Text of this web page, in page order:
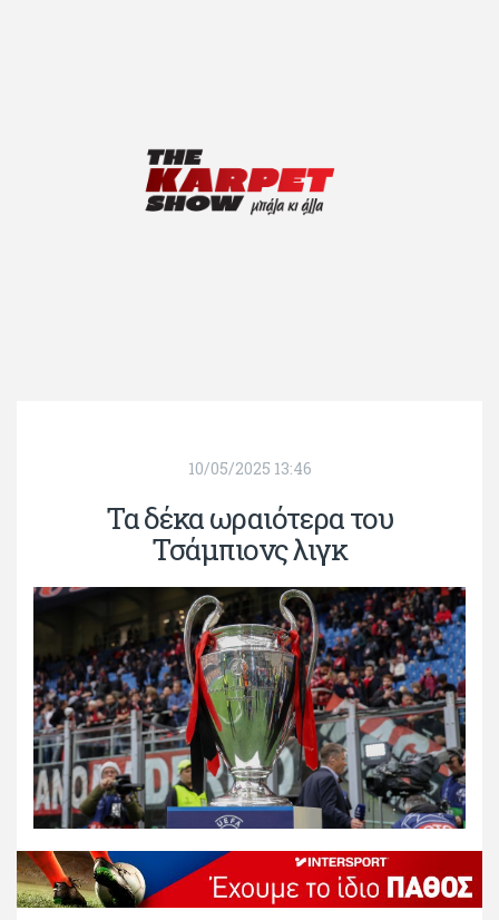
10/05/2025 13:46
Τα δέκα ωραιότερα του
Τσάμπιονς λιγκ